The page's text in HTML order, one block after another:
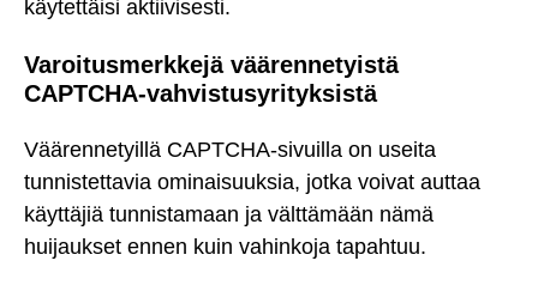
käytettäisi aktiivisesti.
Varoitusmerkkejä väärennetyistä
CAPTCHA-vahvistusyrityksistä
Väärennetyillä CAPTCHA-sivuilla on useita
tunnistettavia ominaisuuksia, jotka voivat auttaa
käyttäjiä tunnistamaan ja välttämään nämä
huijaukset ennen kuin vahinkoja tapahtuu.